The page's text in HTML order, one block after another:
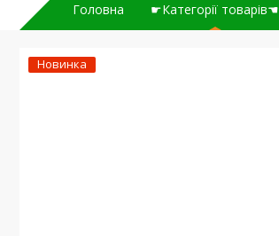
Головна ☛Категорії товарів☚
Новинка